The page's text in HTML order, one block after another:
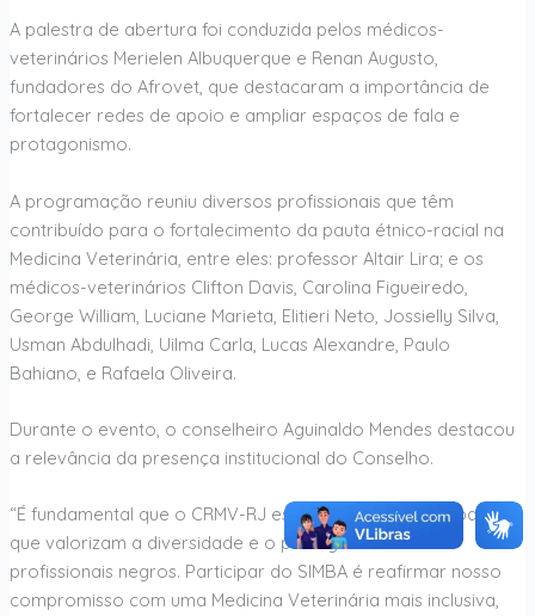
A palestra de abertura foi conduzida pelos médicos-
veterinários Merielen Albuquerque e Renan Augusto,
fundadores do Afrovet, que destacaram a importância de
fortalecer redes de apoio e ampliar espaços de fala e
protagonismo.
A programação reuniu diversos profissionais que têm
contribuído para o fortalecimento da pauta étnico-racial na
Medicina Veterinária, entre eles: professor Altair Lira; e os
médicos-veterinários Clifton Davis, Carolina Figueiredo,
George William, Luciane Marieta, Elitieri Neto, Jossielly Silva,
Usman Abdulhadi, Uilma Carla, Lucas Alexandre, Paulo
Bahiano, e Rafaela Oliveira.
Durante o evento, o conselheiro Aguinaldo Mendes destacou
a relevância da presença institucional do Conselho.
“É fundamental que o CRMV-RJ esteja presente em espaços
que valorizam a diversidade e o protagonismo de
profissionais negros. Participar do SIMBA é reafirmar nosso
compromisso com uma Medicina Veterinária mais inclusiva,